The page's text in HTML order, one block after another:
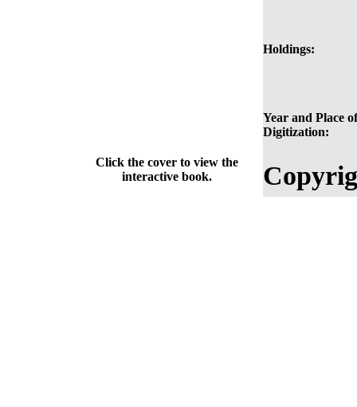
Holdings:
Year and Place of
Digitization:
Click the cover to view the
interactive book.